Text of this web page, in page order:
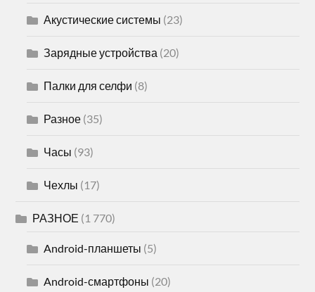
Акустические системы (23)
Зарядные устройства (20)
Палки для селфи (8)
Разное (35)
Часы (93)
Чехлы (17)
РАЗНОЕ (1 770)
Android-планшеты (5)
Android-смартфоны (20)